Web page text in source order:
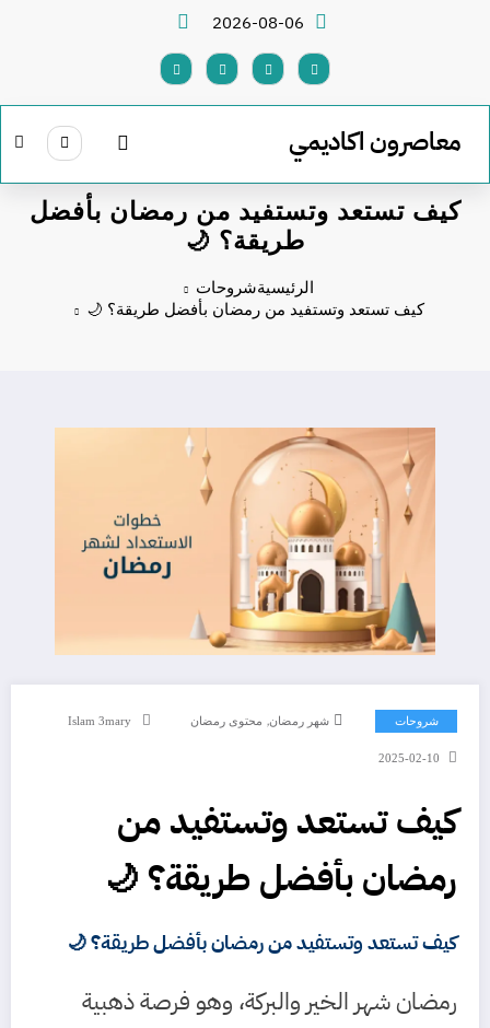
2026-08-06
معاصرون اكاديمي
كيف تستعد وتستفيد من رمضان بأفضل
طريقة؟ 🌙
الرئيسيةشروحات
كيف تستعد وتستفيد من رمضان بأفضل طريقة؟ 🌙
شروحات شهر رمضان, محتوى رمضان Islam 3mary
2025-02-10
كيف تستعد وتستفيد من
رمضان بأفضل طريقة؟ 🌙
كيف تستعد وتستفيد من رمضان بأفضل طريقة؟ 🌙
رمضان شهر الخير والبركة، وهو فرصة ذهبية